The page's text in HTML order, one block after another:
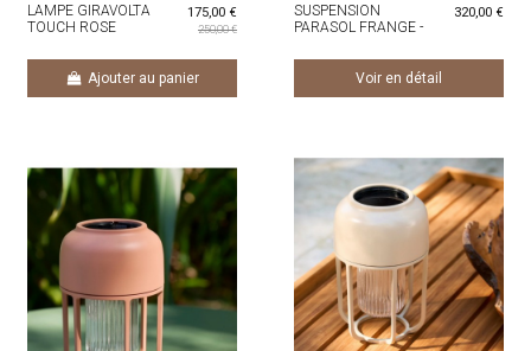
LAMPE GIRAVOLTA
TOUCH ROSE
175,00 €
250,00 €
Ajouter au panier
SUSPENSION
PARASOL FRANGE -
320,00 €
Voir en détail